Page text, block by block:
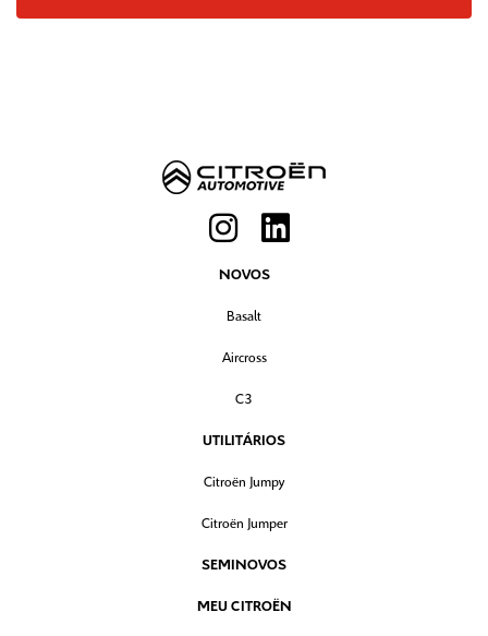
NOVOS
Basalt
Aircross
C3
UTILITÁRIOS
Citroën Jumpy
Citroën Jumper
SEMINOVOS
MEU CITROËN